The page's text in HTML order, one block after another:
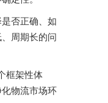
否正确、如
周期长的问
框架性体
物流市场环